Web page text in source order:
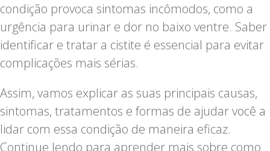
condição provoca sintomas incômodos, como a
urgência para urinar e dor no baixo ventre. Saber
identificar e tratar a cistite é essencial para evitar
complicações mais sérias.
Assim, vamos explicar as suas principais causas,
sintomas, tratamentos e formas de ajudar você a
lidar com essa condição de maneira eficaz.
Continue lendo para aprender mais sobre como